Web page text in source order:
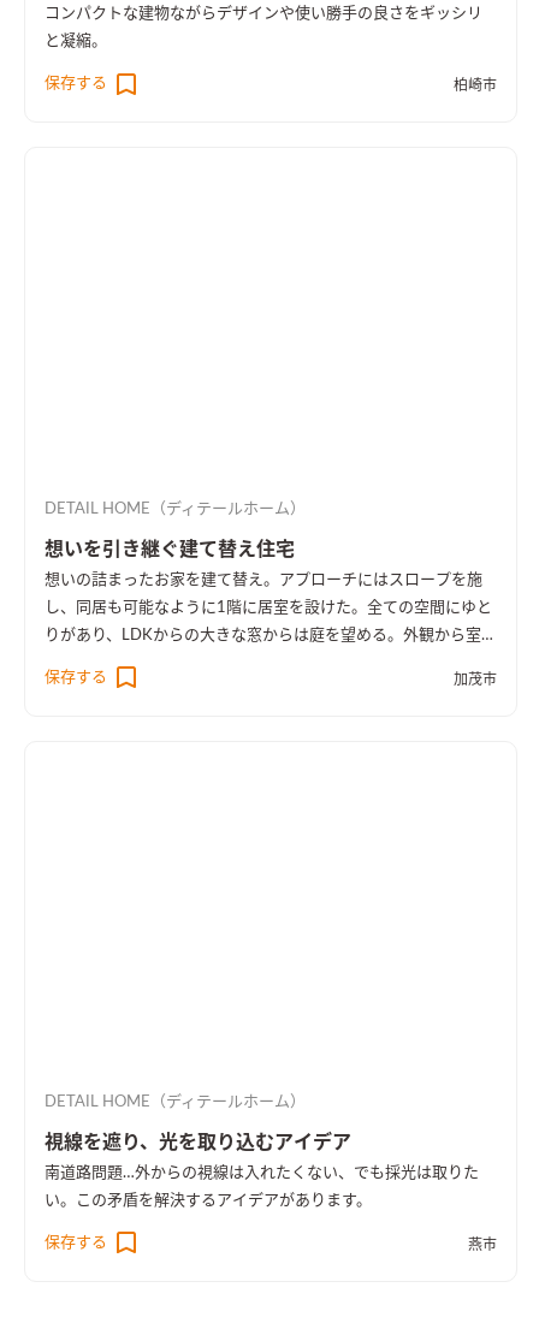
コンパクトな建物ながらデザインや使い勝手の良さをギッシリ
と凝縮。
保存する 柏崎市
DETAIL HOME（ディテールホーム）
想いを引き継ぐ建て替え住宅
想いの詰まったお家を建て替え。アプローチにはスロープを施
し、同居も可能なように1階に居室を設けた。全ての空間にゆと
りがあり、LDKからの大きな窓からは庭を望める。外観から室内
空間まで広さを感じる事のできるお家となった。
保存する
加茂市
DETAIL HOME（ディテールホーム）
視線を遮り、光を取り込むアイデア
南道路問題…外からの視線は入れたくない、でも採光は取りた
い。この矛盾を解決するアイデアがあります。
保存する 燕市